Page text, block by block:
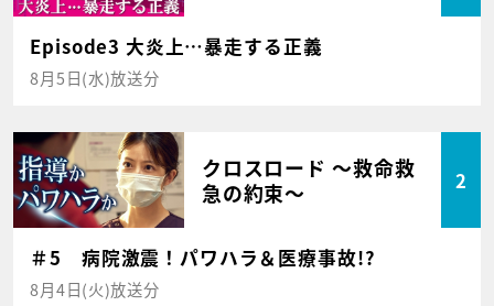
Episode3 大炎上…暴走する正義
8月5日(水)放送分
クロスロード ～救命救
急の約束～
2
＃5 病院激震！パワハラ＆医療事故!?
8月4日(火)放送分